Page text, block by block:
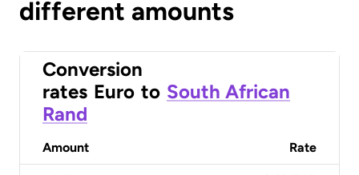
different amounts
Conversion
rates Euro to South African
Rand
Amount Rate